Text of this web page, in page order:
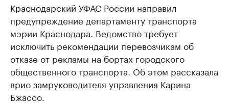
Краснодарский УФАС России направил
предупреждение департаменту транспорта
мэрии Краснодара. Ведомство требует
исключить рекомендации перевозчикам об
отказе от рекламы на бортах городского
общественного транспорта. Об этом рассказала
врио замруководителя управления Карина
Бжассо.